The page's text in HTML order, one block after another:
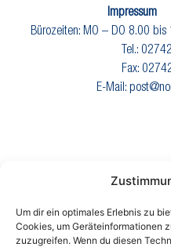
Um dir ein optimales Erlebnis zu
Cookies, um Geräteinformationen
zuzugreifen. Wenn du diesen
Impressum
Bürozeiten: MO – DO 8.00
Tel.:
Fax:
E-Mail: